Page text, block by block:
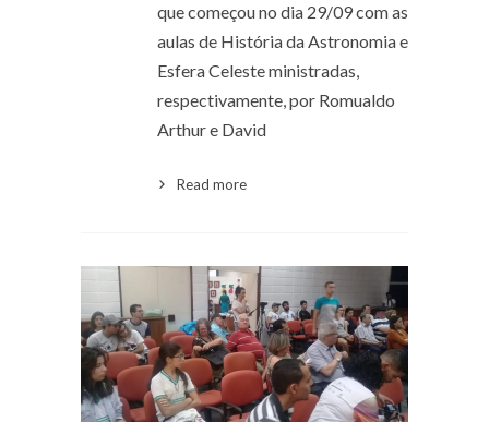
que começou no dia 29/09 com as
aulas de História da Astronomia e
Esfera Celeste ministradas,
respectivamente, por Romualdo
Arthur e David
Read more